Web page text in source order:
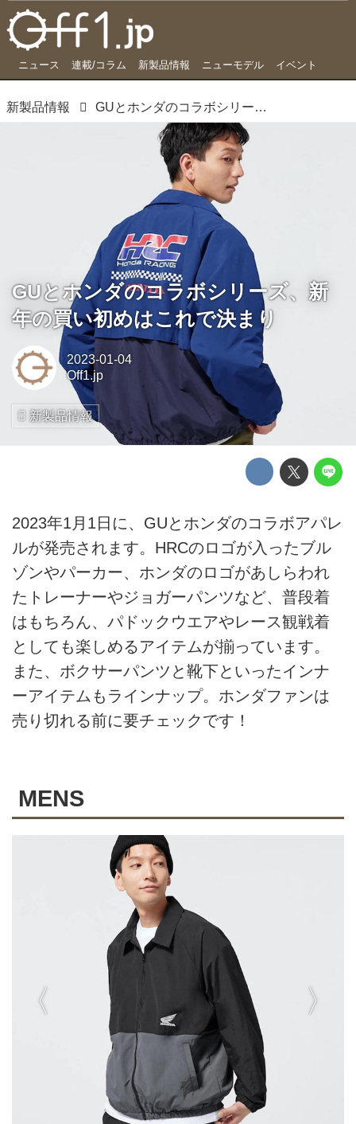
ニュース 連載/コラム 新製品情報 ニューモデル イベント
新製品情報 GUとホンダのコラボシリーズ、新年の買い初めはこれで決まり
GUとホンダのコラボシリーズ、新
年の買い初めはこれで決まり
2023-01-04
Off1.jp
新製品情報
2023年1月1日に、GUとホンダのコラボアパレ
ルが発売されます。HRCのロゴが入ったブル
ゾンやパーカー、ホンダのロゴがあしらわれ
たトレーナーやジョガーパンツなど、普段着
はもちろん、パドックウエアやレース観戦着
としても楽しめるアイテムが揃っています。
また、ボクサーパンツと靴下といったインナ
ーアイテムもラインナップ。ホンダファンは
売り切れる前に要チェックです！
MENS